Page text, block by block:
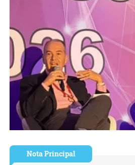
Nota Principal